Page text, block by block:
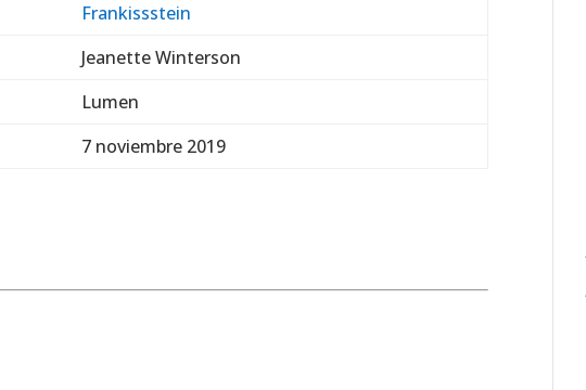
Frankissstein
Jeanette Winterson
Lumen
7 noviembre 2019